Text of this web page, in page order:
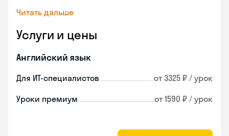
Читать дальше
Услуги и цены
Английский язык
Для ИТ-специалистов от 3325 ₽ / урок
Уроки премиум от 1590 ₽ / урок